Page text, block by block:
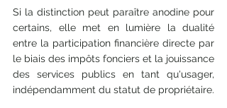
Si la distinction peut paraître anodine pour
certains, elle met en lumière la dualité
entre la participation financière directe par
le biais des impôts fonciers et la jouissance
des services publics en tant qu'usager,
indépendamment du statut de propriétaire.